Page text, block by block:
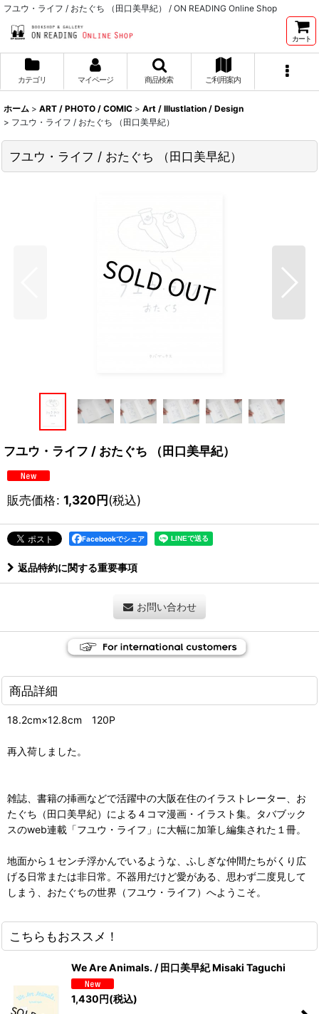
フユウ・ライフ / おたぐち （田口美早紀） / ON READING Online Shop
カート
カテゴリ マイページ 商品検索 ご利用案内
ホーム > ART / PHOTO / COMIC > Art / Illustlation / Design
> フユウ・ライフ / おたぐち （田口美早紀）
フユウ・ライフ / おたぐち （田口美早紀）
フユウ・ライフ / おたぐち （田口美早紀）
販売価格: 1,320円(税込)
Facebookでシェア
返品特約に関する重要事項
お問い合わせ
商品詳細
18.2cm×12.8cm 120P
再入荷しました。
雑誌、書籍の挿画などで活躍中の大阪在住のイラストレーター、お
たぐち（田口美早紀）による４コマ漫画・イラスト集。タバブック
スのweb連載「フユウ・ライフ」に大幅に加筆し編集された１冊。
地面から１センチ浮かんでいるような、ふしぎな仲間たちがくり広
げる日常または非日常。不器用だけど愛がある、思わず二度見して
しまう、おたぐちの世界（フユウ・ライフ）へようこそ。
こちらもおススメ！
We Are Animals. / 田口美早紀 Misaki Taguchi
1,430円(税込)